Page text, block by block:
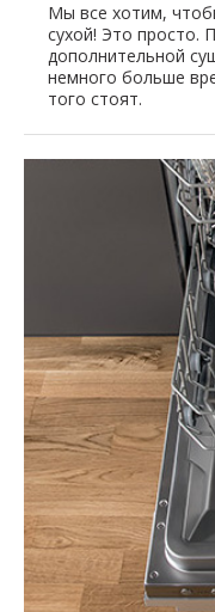
Мы все хотим,
сухой! Это просто.
дополнительной
немного больше
того стоят.